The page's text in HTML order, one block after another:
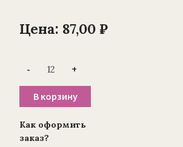
Цена: 87,00 ₽
-
товара
—
букет
ежевики
для
венка
(1010237)
+
В корзину
Как оформить
заказ?